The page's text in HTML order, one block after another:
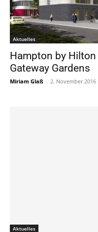
Aktuelles
Hampton by
Gateway Gardens
Miriam Glaß - 2. November 2016
Aktuelles